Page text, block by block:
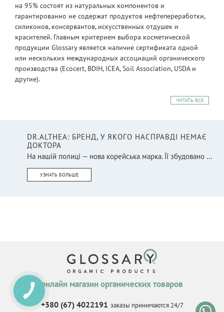
на 95% состоят из натуральных компонентов и
гарантированно не содержат продуктов нефтепереработки,
силиконов, консервантов, искусственных отдушек и
красителей. Главным критерием выбора косметической
продукции Glossary является наличие сертификата одной
или нескольких международных ассоциаций органического
производства (Ecocert, BDIH, ICEA, Soil Association, USDA и
другие).
ЧИТАТЬ ВСЕ
DR.ALTHEA: БРЕНД, У ЯКОГО НАСПРАВДІ НЕМАЄ
ДОКТОРА
На нашій полиці — нова корейська марка. Її збудовано ...
УЗНАТЬ БОЛЬШЕ
онлайн магазин органических товаров
+380 (67) 4022191 заказы принимаются 24/7
КНОПКА
СВЯЗИ